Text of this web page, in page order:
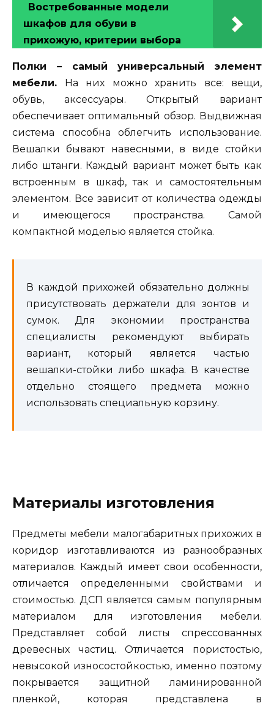
Востребованные модели
шкафов для обуви в
прихожую, критерии выбора
Полки – самый универсальный элемент
мебели. На них можно хранить все: вещи,
обувь, аксессуары. Открытый вариант
обеспечивает оптимальный обзор. Выдвижная
система способна облегчить использование.
Вешалки бывают навесными, в виде стойки
либо штанги. Каждый вариант может быть как
встроенным в шкаф, так и самостоятельным
элементом. Все зависит от количества одежды
и имеющегося пространства. Самой
компактной моделью является стойка.
В каждой прихожей обязательно должны
присутствовать держатели для зонтов и
сумок. Для экономии пространства
специалисты рекомендуют выбирать
вариант, который является частью
вешалки-стойки либо шкафа. В качестве
отдельно стоящего предмета можно
использовать специальную корзину.
Материалы изготовления
Предметы мебели малогабаритных прихожих в
коридор изготавливаются из разнообразных
материалов. Каждый имеет свои особенности,
отличается определенными свойствами и
стоимостью. ДСП является самым популярным
материалом для изготовления мебели.
Представляет собой листы спрессованных
древесных частиц. Отличается пористостью,
невысокой износостойкостью, именно поэтому
покрывается защитной ламинированной
пленкой, которая представлена в